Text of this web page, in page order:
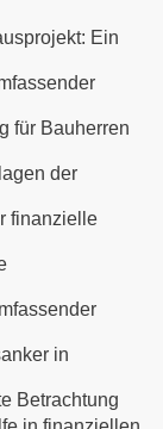
Ein
für Bauherren
der
finanzielle
in
Betrachtung